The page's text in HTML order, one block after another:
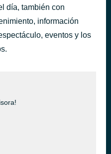
día, también con
información
eventos y los